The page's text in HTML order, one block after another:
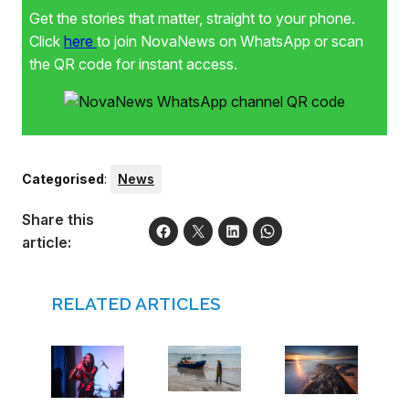
Get the stories that matter, straight to your phone.
Click here to join NovaNews on WhatsApp or scan
the QR code for instant access.
Categorised: News
Share this
article:
RELATED ARTICLES